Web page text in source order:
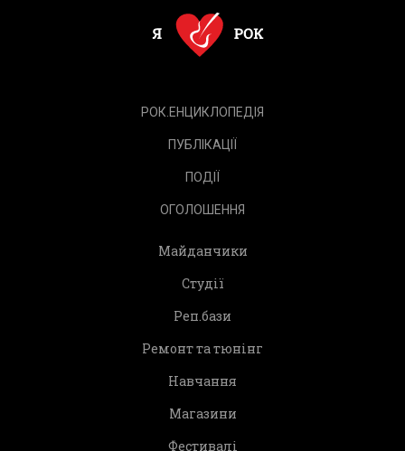
РОК.ЕНЦИКЛОПЕДІЯ
ПУБЛІКАЦІЇ
ПОДІЇ
ОГОЛОШЕННЯ
Майданчики
Студії
Реп.бази
Ремонт та тюнінг
Навчання
Магазини
Фестивалі